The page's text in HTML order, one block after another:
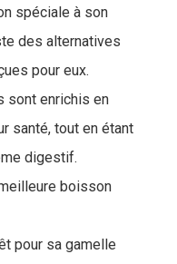
spéciale à son
des alternatives
pour eux.
sont enrichis en
santé, tout en étant
digestif.
boisson
pour sa gamelle